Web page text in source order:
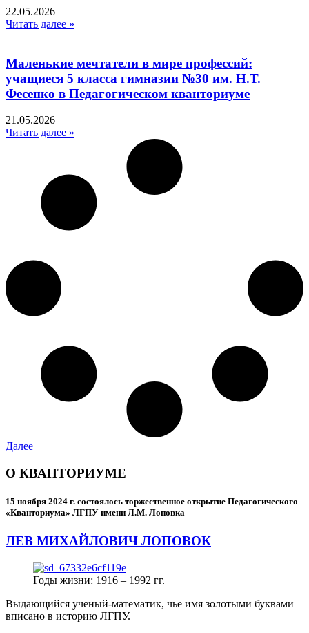
22.05.2026
Читать далее »
Маленькие мечтатели в мире профессий:
учащиеся 5 класса гимназии №30 им. Н.Т.
Фесенко в Педагогическом кванториуме
21.05.2026
Читать далее »
Далее
О КВАНТОРИУМЕ
15 ноября 2024 г. состоялось торжественное открытие Педагогического
«Кванториума» ЛГПУ имени Л.М. Лоповка
ЛЕВ МИХАЙЛОВИЧ ЛОПОВОК
Годы жизни: 1916 – 1992 гг.
Выдающийся ученый-математик, чье имя золотыми буквами
вписано в историю ЛГПУ.